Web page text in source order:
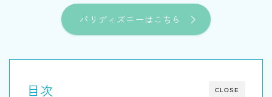
パリディズニーはこちら
CLOSE
目次